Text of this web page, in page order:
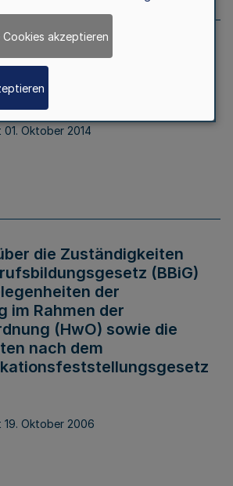
Hochschulen des Landes
(Hochschulgesetz -
01. Oktober 2014
die Zuständigkeiten
(BBiG)
der
im Rahmen der
(HwO) sowie die
nach dem
19. Oktober 2006
akzeptieren